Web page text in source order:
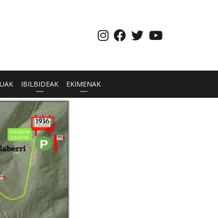
IBILBIDEAK EKIMENAK